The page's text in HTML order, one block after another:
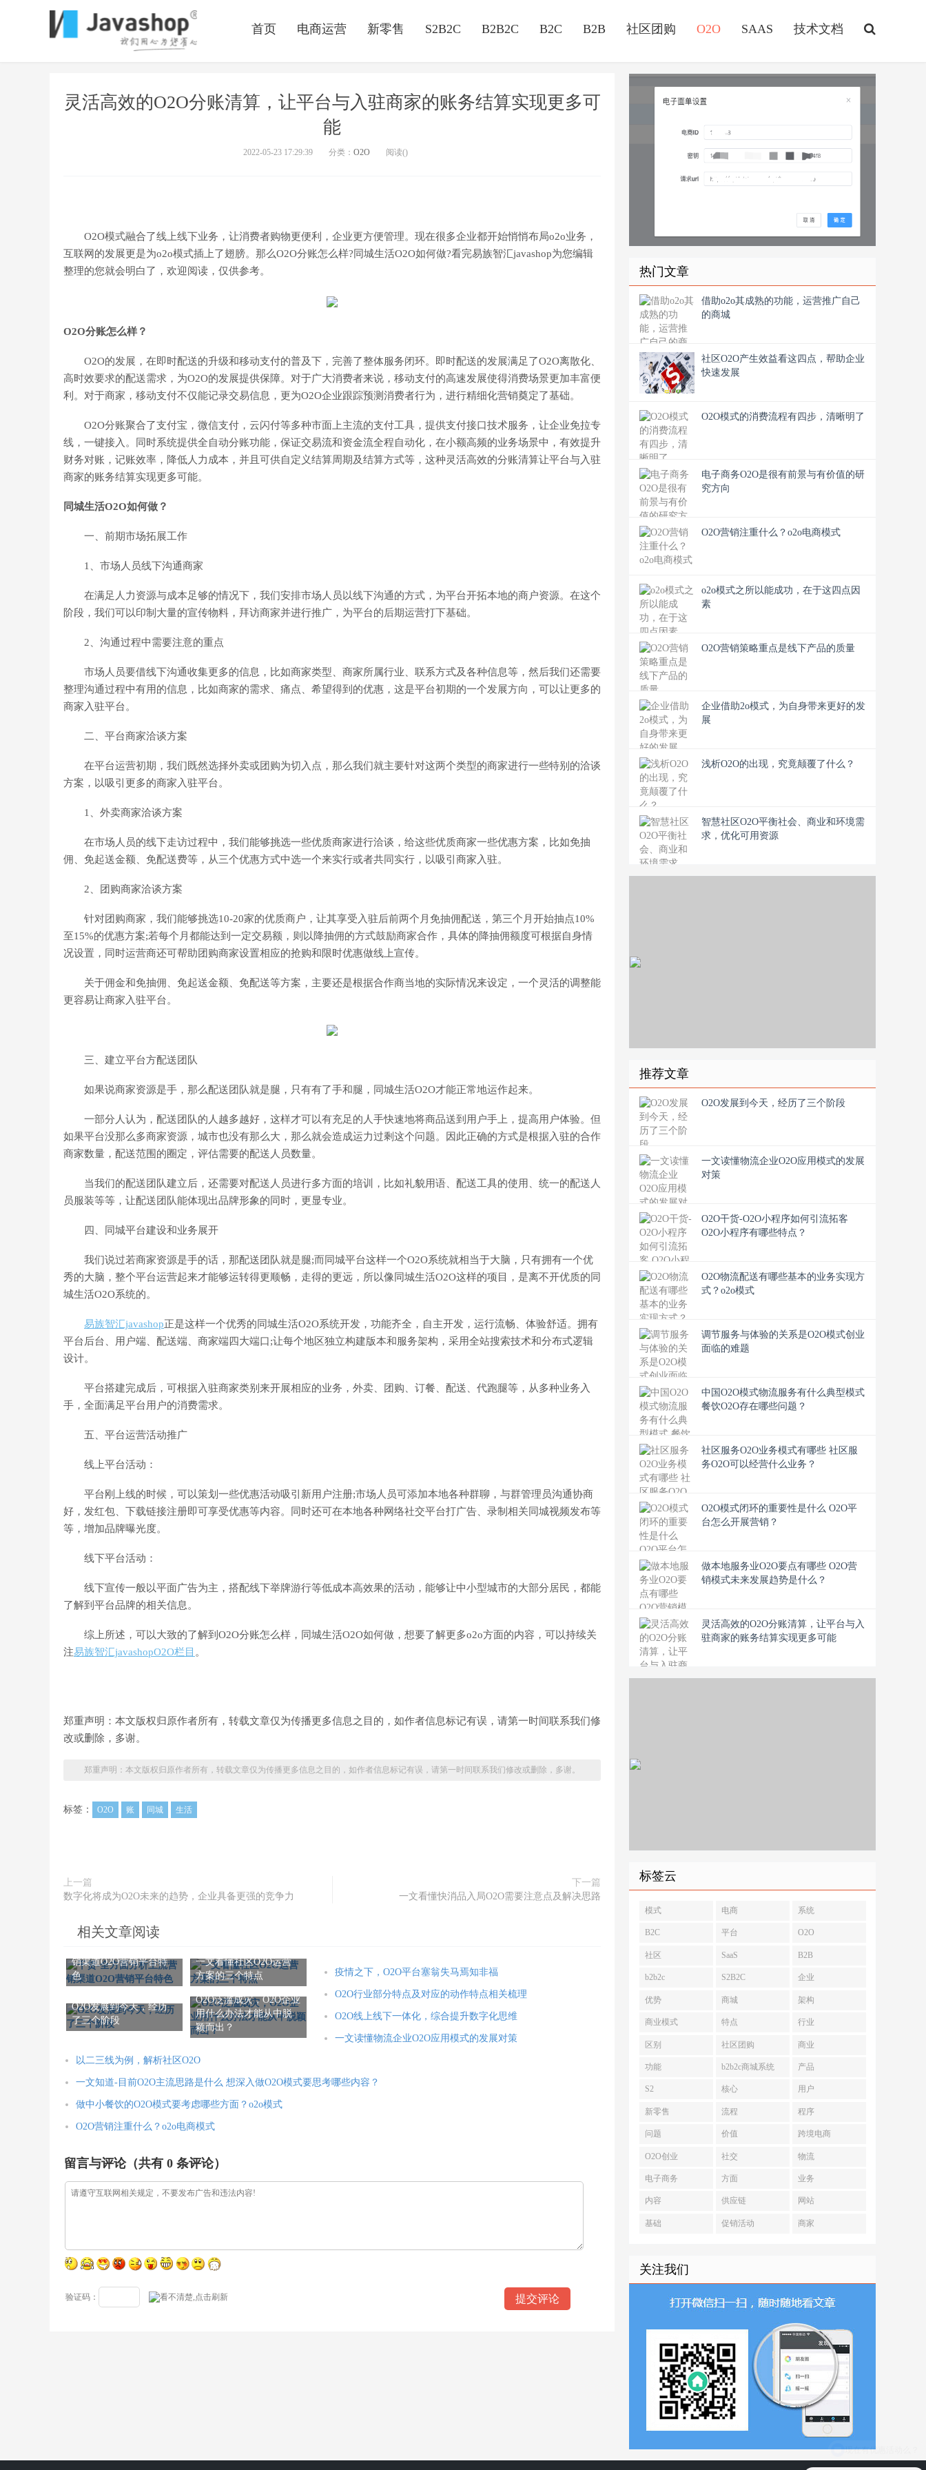
首页 电商运营 新零售 S2B2C B2B2C B2C B2B 社区团购 O2O SAAS 技术文档
灵活高效的O2O分账清算，让平台与入驻商家的账务结算实现更多可
能
2022-05-23 17:29:39 分类： O2O 阅读()
O2O模式融合了线上线下业务，让消费者购物更便利，企业更方便管理。现在很多企业都开始悄悄布局o2o业务，
互联网的发展更是为o2o模式插上了翅膀。那么O2O分账怎么样?同城生活O2O如何做?看完易族智汇javashop为您编辑
整理的您就会明白了，欢迎阅读，仅供参考。
O2O分账怎么样？
O2O的发展，在即时配送的升级和移动支付的普及下，完善了整体服务闭环。即时配送的发展满足了O2O离散化、
高时效要求的配送需求，为O2O的发展提供保障。对于广大消费者来说，移动支付的高速发展使得消费场景更加丰富便
利。对于商家，移动支付不仅能记录交易信息，更为O2O企业跟踪预测消费者行为，进行精细化营销奠定了基础。
O2O分账聚合了支付宝，微信支付，云闪付等多种市面上主流的支付工具，提供支付接口技术服务，让企业免拉专
线，一键接入。同时系统提供全自动分账功能，保证交易流和资金流全程自动化，在小额高频的业务场景中，有效提升
财务对账，记账效率，降低人力成本，并且可供自定义结算周期及结算方式等，这种灵活高效的分账清算让平台与入驻
商家的账务结算实现更多可能。
同城生活O2O如何做？
一、前期市场拓展工作
1、市场人员线下沟通商家
在满足人力资源与成本足够的情况下，我们安排市场人员以线下沟通的方式，为平台开拓本地的商户资源。在这个
阶段，我们可以印制大量的宣传物料，拜访商家并进行推广，为平台的后期运营打下基础。
2、沟通过程中需要注意的重点
市场人员要借线下沟通收集更多的信息，比如商家类型、商家所属行业、联系方式及各种信息等，然后我们还需要
整理沟通过程中有用的信息，比如商家的需求、痛点、希望得到的优惠，这是平台初期的一个发展方向，可以让更多的
商家入驻平台。
二、平台商家洽谈方案
在平台运营初期，我们既然选择外卖或团购为切入点，那么我们就主要针对这两个类型的商家进行一些特别的洽谈
方案，以吸引更多的商家入驻平台。
1、外卖商家洽谈方案
在市场人员的线下走访过程中，我们能够挑选一些优质商家进行洽谈，给这些优质商家一些优惠方案，比如免抽
佣、免起送金额、免配送费等，从三个优惠方式中选一个来实行或者共同实行，以吸引商家入驻。
2、团购商家洽谈方案
针对团购商家，我们能够挑选10-20家的优质商户，让其享受入驻后前两个月免抽佣配送，第三个月开始抽点10%
至15%的优惠方案;若每个月都能达到一定交易额，则以降抽佣的方式鼓励商家合作，具体的降抽佣额度可根据自身情
况设置，同时运营商还可帮助团购商家设置相应的抢购和限时优惠做线上宣传。
关于佣金和免抽佣、免起送金额、免配送等方案，主要还是根据合作商当地的实际情况来设定，一个灵活的调整能
更容易让商家入驻平台。
三、建立平台方配送团队
如果说商家资源是手，那么配送团队就是腿，只有有了手和腿，同城生活O2O才能正常地运作起来。
一部分人认为，配送团队的人越多越好，这样才可以有充足的人手快速地将商品送到用户手上，提高用户体验。但
如果平台没那么多商家资源，城市也没有那么大，那么就会造成运力过剩这个问题。因此正确的方式是根据入驻的合作
商家数量，配送范围的圈定，评估需要的配送人员数量。
当我们的配送团队建立后，还需要对配送人员进行多方面的培训，比如礼貌用语、配送工具的使用、统一的配送人
员服装等等，让配送团队能体现出品牌形象的同时，更显专业。
四、同城平台建设和业务展开
我们说过若商家资源是手的话，那配送团队就是腿;而同城平台这样一个O2O系统就相当于大脑，只有拥有一个优
秀的大脑，整个平台运营起来才能够运转得更顺畅，走得的更远，所以像同城生活O2O这样的项目，是离不开优质的同
城生活O2O系统的。
易族智汇javashop正是这样一个优秀的同城生活O2O系统开发，功能齐全，自主开发，运行流畅、体验舒适。拥有
平台后台、用户端、配送端、商家端四大端口;让每个地区独立构建版本和服务架构，采用全站搜索技术和分布式逻辑
设计。
平台搭建完成后，可根据入驻商家类别来开展相应的业务，外卖、团购、订餐、配送、代跑腿等，从多种业务入
手，全面满足平台用户的消费需求。
五、平台运营活动推广
线上平台活动：
平台刚上线的时候，可以策划一些优惠活动吸引新用户注册;市场人员可添加本地各种群聊，与群管理员沟通协商
好，发红包、下载链接注册即可享受优惠等内容。同时还可在本地各种网络社交平台打广告、录制相关同城视频发布等
等，增加品牌曝光度。
线下平台活动：
线下宣传一般以平面广告为主，搭配线下举牌游行等低成本高效果的活动，能够让中小型城市的大部分居民，都能
了解到平台品牌的相关信息。
综上所述，可以大致的了解到O2O分账怎么样，同城生活O2O如何做，想要了解更多o2o方面的内容，可以持续关
注易族智汇javashopO2O栏目 。
郑重声明：本文版权归原作者所有，转载文章仅为传播更多信息之目的，如作者信息标记有误，请第一时间联系我们修
改或删除，多谢。
郑重声明：本文版权归原作者所有，转载文章仅为传播更多信息之目的，如作者信息标记有误，请第一时间联系我们修改或删除，多谢。
标签： O2O 账 同城 生活
上一篇
数字化将成为O2O未来的趋势，企业具备更强的竞争力
下一篇
一文看懂快消品入局O2O需要注意点及解决思路
相关文章阅读
销渠道O2O营销平台特
色
一文看懂社区O2O运营
方案的三个特点
O2O发展到今天，经历
了三个阶段
O2O泛滥成灾，O2O企业
用什么办法才能从中脱
颖而出？
疫情之下，O2O平台塞翁失马焉知非福
O2O行业部分特点及对应的动作特点相关梳理
O2O线上线下一体化，综合提升数字化思维
一文读懂物流企业O2O应用模式的发展对策
以二三线为例，解析社区O2O
一文知道-目前O2O主流思路是什么 想深入做O2O模式要思考哪些内容？
做中小餐饮的O2O模式要考虑哪些方面？o2o模式
O2O营销注重什么？o2o电商模式
留言与评论（共有 0 条评论）
验证码：
热门文章
借助o2o其成熟的功能，运营推广自己
的商城
社区O2O产生效益看这四点，帮助企业
快速发展
O2O模式的消费流程有四步，清晰明了
电子商务O2O是很有前景与有价值的研
究方向
O2O营销注重什么？o2o电商模式
o2o模式之所以能成功，在于这四点因
素
O2O营销策略重点是线下产品的质量
企业借助2o模式，为自身带来更好的发
展
浅析O2O的出现，究竟颠覆了什么？
智慧社区O2O平衡社会、商业和环境需
求，优化可用资源
推荐文章
O2O发展到今天，经历了三个阶段
一文读懂物流企业O2O应用模式的发展
对策
O2O干货-O2O小程序如何引流拓客
O2O小程序有哪些特点？
O2O物流配送有哪些基本的业务实现方
式？o2o模式
调节服务与体验的关系是O2O模式创业
面临的难题
中国O2O模式物流服务有什么典型模式
餐饮O2O存在哪些问题？
社区服务O2O业务模式有哪些 社区服
务O2O可以经营什么业务？
O2O模式闭环的重要性是什么 O2O平
台怎么开展营销？
做本地服务业O2O要点有哪些 O2O营
销模式未来发展趋势是什么？
灵活高效的O2O分账清算，让平台与入
驻商家的账务结算实现更多可能
标签云
模式 电商 系统
B2C 平台 O2O
社区 SaaS B2B
b2b2c S2B2C 企业
优势 商城 架构
商业模式 特点 行业
区别 社区团购 商业
功能 b2b2c商城系统 产品
S2 核心 用户
新零售 流程 程序
问题 价值 跨境电商
O2O创业 社交 物流
电子商务 方面 业务
内容 供应链 网站
基础 促销活动 商家
关注我们